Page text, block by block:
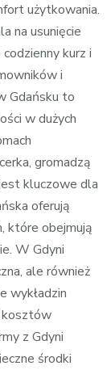
użytkowania.
na usunięcie
kurz i
i
Gdańsku to
w dużych
gromadzą
kluczowe dla
oferują
które obejmują
W Gdyni
ale również
wykładzin
kosztów
z Gdyni
środki